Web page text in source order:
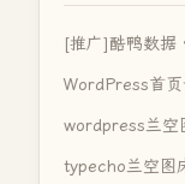
[推广]酷鸭数据
WordPress首
wordpress兰空
typecho兰空图